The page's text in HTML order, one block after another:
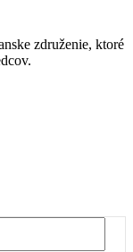
združenie, ktoré